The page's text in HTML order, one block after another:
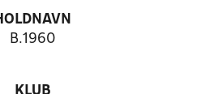
B.1960
KLUB